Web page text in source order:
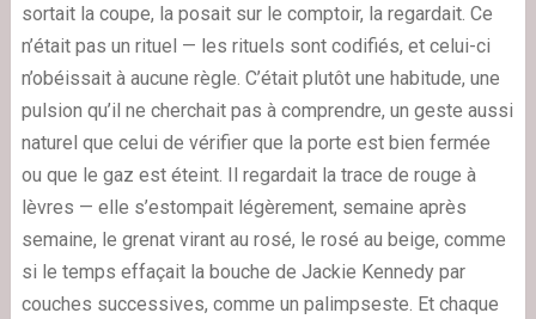
sortait la coupe, la posait sur le comptoir, la regardait. Ce
n’était pas un rituel — les rituels sont codifiés, et celui-ci
n’obéissait à aucune règle. C’était plutôt une habitude, une
pulsion qu’il ne cherchait pas à comprendre, un geste aussi
naturel que celui de vérifier que la porte est bien fermée
ou que le gaz est éteint. Il regardait la trace de rouge à
lèvres — elle s’estompait légèrement, semaine après
semaine, le grenat virant au rosé, le rosé au beige, comme
si le temps effaçait la bouche de Jackie Kennedy par
couches successives, comme un palimpseste. Et chaque